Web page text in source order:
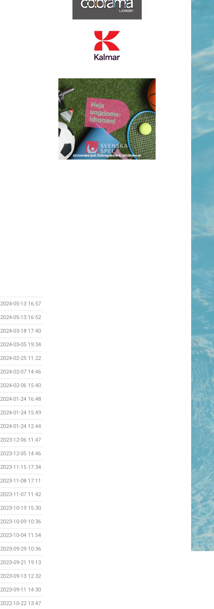
2024-05-13 16:57
2024-05-13 16:52
2024-03-18 17:40
2024-03-05 19:34
2024-02-25 11:22
2024-02-07 14:46
2024-02-06 15:40
2024-01-24 16:48
2024-01-24 15:49
2024-01-24 12:44
2023-12-06 11:47
2023-12-05 14:46
2023-11-15 17:34
2023-11-08 17:11
2023-11-07 11:42
2023-10-19 15:30
2023-10-09 10:36
2023-10-04 11:54
2023-09-29 10:36
2023-09-21 19:13
2023-09-13 12:32
2023-09-11 14:30
2022-10-22 13:47